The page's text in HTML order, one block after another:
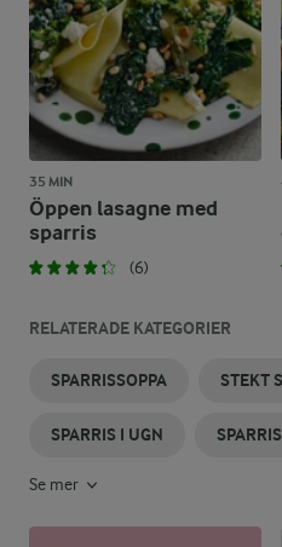
35 MIN
Öppen lasagne med
sparris
(6)
RELATERADE KATEGORIER
SPARRISSOPPA STEKT
SPARRIS I UGN
Se mer